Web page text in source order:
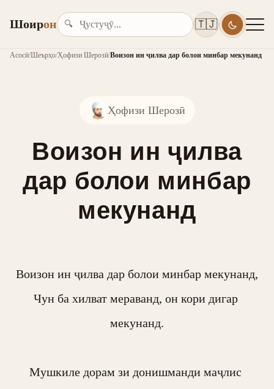
Шоирон 🔍 🇹🇯
Асосӣ/Шеърҳо/Ҳофизи Шерозӣ/Воизон ин ҷилва дар болои минбар мекунанд
Ҳофизи Шерозӣ
Воизон ин ҷилва
дар болои минбар
мекунанд
Воизон ин ҷилва дар болои минбар мекунанд,
Чун ба хилват мераванд, он кори дигар
мекунанд.
Мушкиле дорам зи донишманди маҷлис